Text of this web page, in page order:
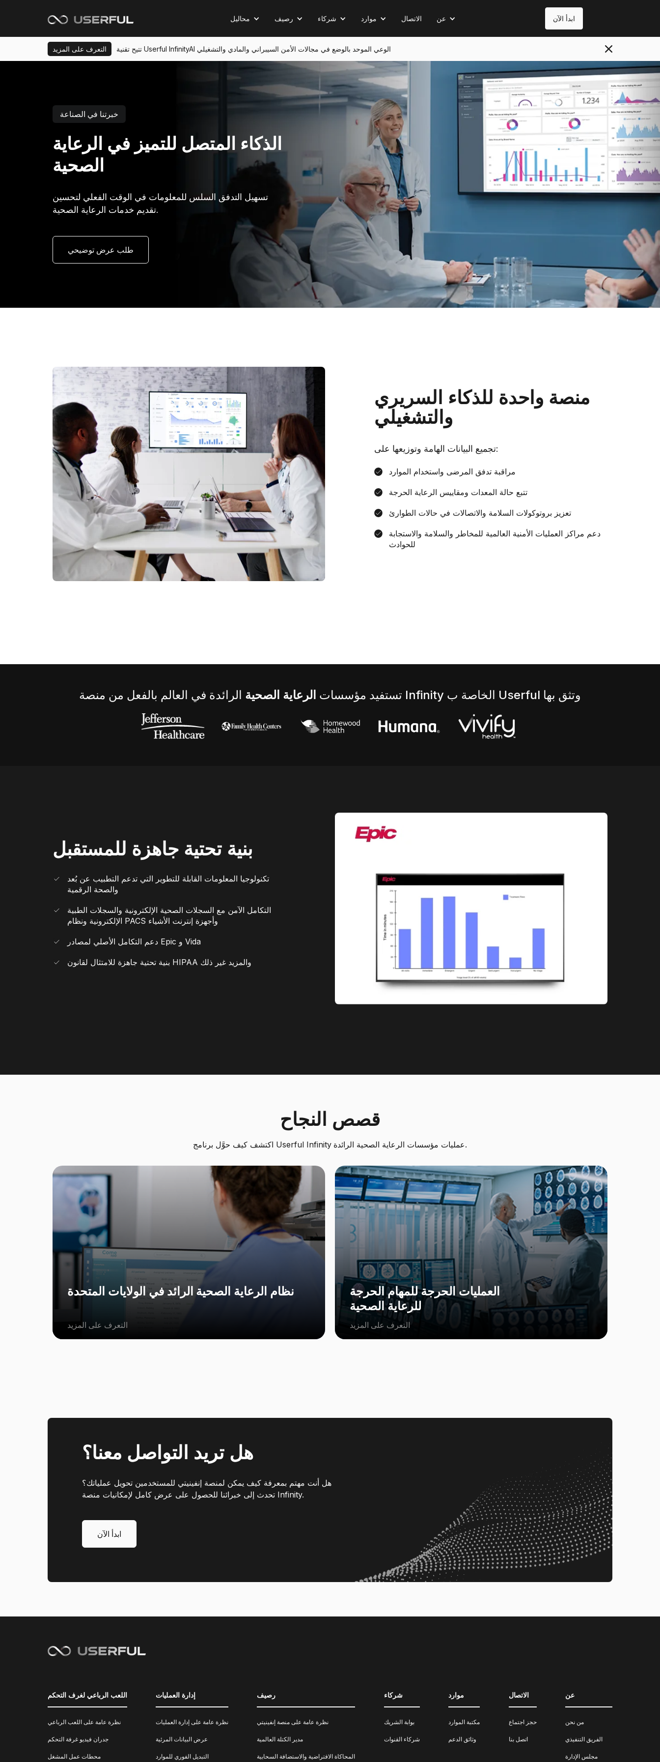
محاليل رصيف شركاء موارد الاتصال عن ابدأ الآن
التعرف على المزيد تتيح تقنية Userful InfinityAI الوعي الموحد بالوضع في مجالات الأمن السيبراني والمادي والتشغيلي
خبرتنا في الصناعة
الذكاء المتصل للتميز في الرعاية
الصحية
تسهيل التدفق السلس للمعلومات في الوقت الفعلي لتحسين
تقديم خدمات الرعاية الصحية.
طلب عرض توضيحي
منصة واحدة للذكاء السريري
والتشغيلي
تجميع البيانات الهامة وتوزيعها على:
مراقبة تدفق المرضى واستخدام الموارد
تتبع حالة المعدات ومقاييس الرعاية الحرجة
تعزيز بروتوكولات السلامة والاتصالات في حالات الطوارئ
دعم مراكز العمليات الأمنية العالمية للمخاطر والسلامة والاستجابة
للحوادث
تستفيد مؤسسات الرعاية الصحية الرائدة في العالم بالفعل من منصة Infinity الخاصة ب Userful وتثق بها
بنية تحتية جاهزة للمستقبل
تكنولوجيا المعلومات القابلة للتطوير التي تدعم التطبيب عن بُعد
والصحة الرقمية
التكامل الآمن مع السجلات الصحية الإلكترونية والسجلات الطبية
الإلكترونية ونظام PACS وأجهزة إنترنت الأشياء
دعم التكامل الأصلي لمصادر Epic و Vida
بنية تحتية جاهزة للامتثال لقانون HIPAA والمزيد غير ذلك
قصص النجاح
اكتشف كيف حوَّل برنامج Userful Infinity عمليات مؤسسات الرعاية الصحية الرائدة.
نظام الرعاية الصحية الرائد في الولايات المتحدة
التعرف على المزيد
العمليات الحرجة للمهام الحرجة
للرعاية الصحية
التعرف على المزيد
هل تريد التواصل معنا؟
هل أنت مهتم بمعرفة كيف يمكن لمنصة إنفينيتي للمستخدمين تحويل عملياتك؟
تحدث إلى خبرائنا للحصول على عرض كامل لإمكانيات منصة Infinity.
ابدأ الآن
اللعب الرباعي لغرف التحكم
نظرة عامة على اللعب الرباعي
جدران فيديو غرفة التحكم
محطات عمل المشغل
إدارة العمليات
نظرة عامة على إدارة العمليات
عرض البيانات المرئية
التبديل الفوري للموارد
رصيف
نظرة عامة على منصة إنفينيتي
مدير الكتلة العالمية
المحاكاة الافتراضية والاستضافة السحابية
شركاء
بوابة الشريك
شركاء القنوات
موارد
مكتبة الموارد
وثائق الدعم
الاتصال
حجز اجتماع
اتصل بنا
عن
من نحن
الفريق التنفيذي
مجلس الإدارة